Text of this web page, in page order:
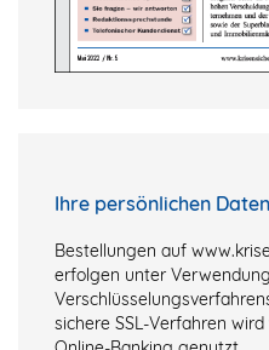
Ihre persönlichen
Bestellungen auf
erfolgen unter
sichere SSL-Verfahren